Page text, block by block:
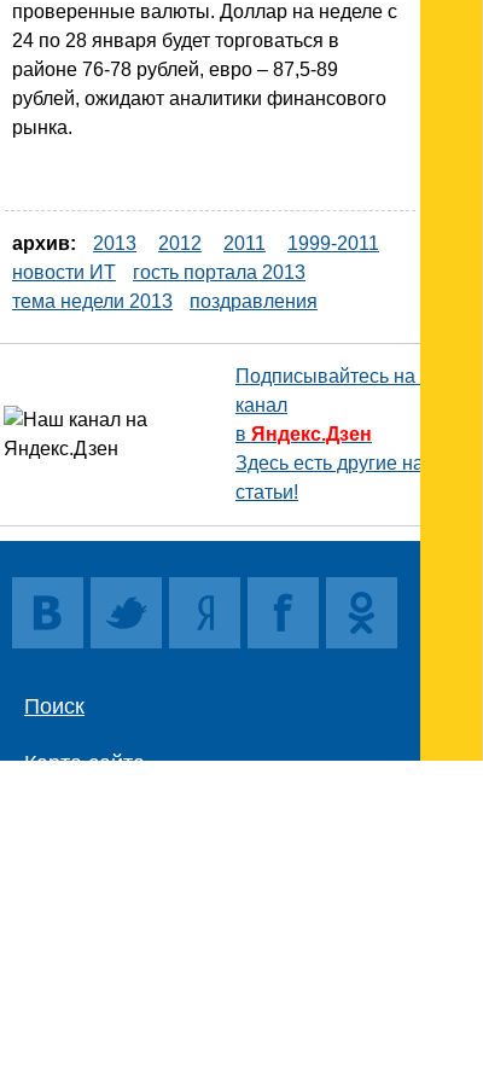
проверенные валюты. Доллар на неделе с
24 по 28 января будет торговаться в
районе 76-78 рублей, евро – 87,5-89
рублей, ожидают аналитики финансового
рынка.
архив: 2013 2012 2011
1999-2011
новости ИТ
гость портала 2013
тема недели 2013
поздравления
Подписывайтесь на наш
канал
в Яндекс.Дзен
Здесь есть другие наши
статьи!
Поиск
Карта сайта